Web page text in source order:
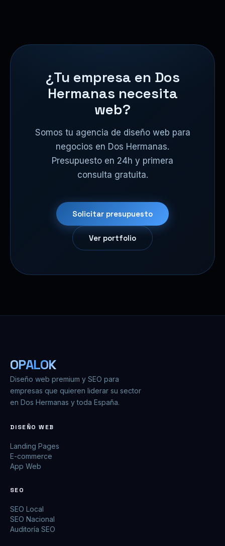
¿Tu empresa en Dos
Hermanas necesita
web?
Somos tu agencia de diseño web para
negocios en Dos Hermanas.
Presupuesto en 24h y primera
consulta gratuita.
Solicitar presupuesto
Ver portfolio
OPALOK
Diseño web premium y SEO para
empresas que quieren liderar su sector
en Dos Hermanas y toda España.
DISEÑO WEB
Landing Pages
E-commerce
App Web
SEO
SEO Local
SEO Nacional
Auditoría SEO